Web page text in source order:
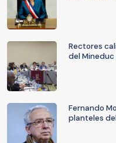
Rectores
del
Fernando
planteles